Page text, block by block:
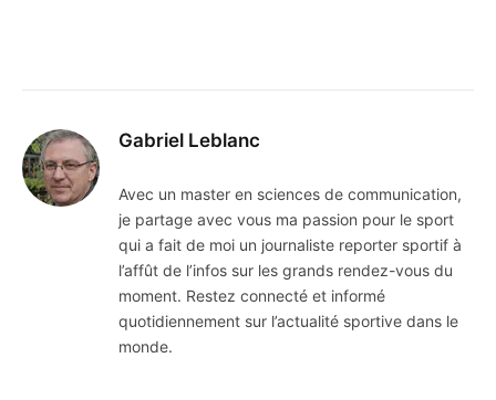
Gabriel Leblanc
Avec un master en sciences de communication,
je partage avec vous ma passion pour le sport
qui a fait de moi un journaliste reporter sportif à
l’affût de l’infos sur les grands rendez-vous du
moment. Restez connecté et informé
quotidiennement sur l’actualité sportive dans le
monde.